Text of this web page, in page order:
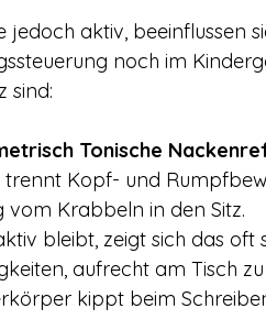
jedoch aktiv, beeinflussen
noch im
sind:
Tonische
trennt Kopf- und
vom Krabbeln in den Sitz.
bleibt, zeigt sich das oft
aufrecht am Tisch
kippt beim